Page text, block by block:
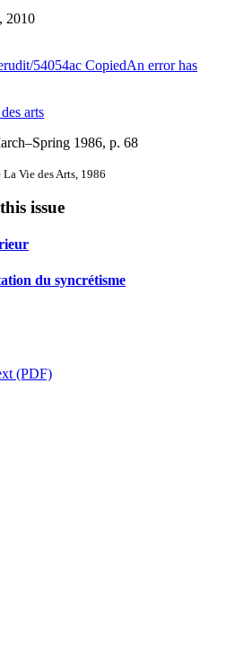
2010
54054ac CopiedAn error has
arts
1986, p. 68
Vie des Arts, 1986
issue
du syncrétisme
(PDF)